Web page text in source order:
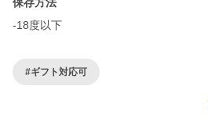
-18度以下
#ギフト対応可